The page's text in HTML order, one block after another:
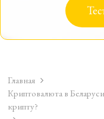
Главная
Криптовалюта в
крипту?